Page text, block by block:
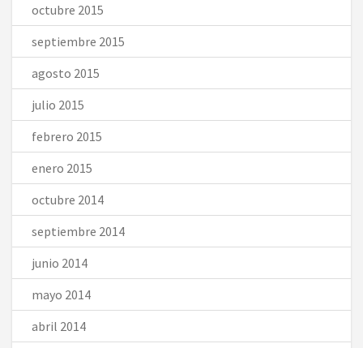
octubre 2015
septiembre 2015
agosto 2015
julio 2015
febrero 2015
enero 2015
octubre 2014
septiembre 2014
junio 2014
mayo 2014
abril 2014